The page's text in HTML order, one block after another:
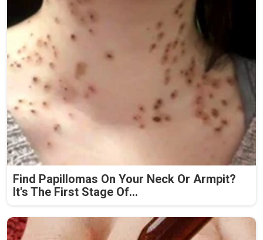
Find Papillomas On Your Neck Or Armpit?
It's The First Stage Of...